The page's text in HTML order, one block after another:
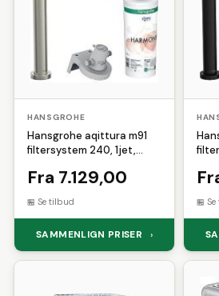
HANSGROHE
Hansgrohe aqittura m91
filtersystem 240, 1jet,
Fra 7.129,00
Se tilbud
SAMMENLIGN PRISER ›